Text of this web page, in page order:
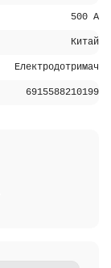
500 A
Китай
Електродотримач
6915588210199